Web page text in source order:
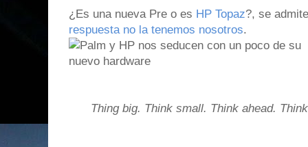
¿Es una nueva Pre o es HP Topaz?, se
respuesta no la tenemos nosotros.
Thing big. Think small. Think ahead.